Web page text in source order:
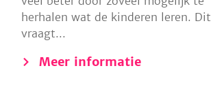
herhalen wat de kinderen leren. Dit
vraagt...
Meer informatie